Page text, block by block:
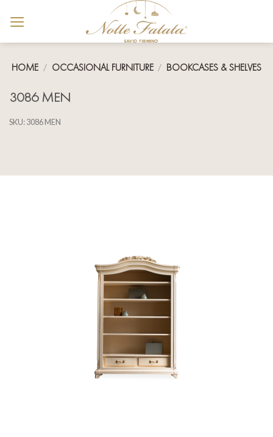
HOME / OCCASIONAL FURNITURE / BOOKCASES & SHELVES
3086 MEN
SKU:3086 MEN